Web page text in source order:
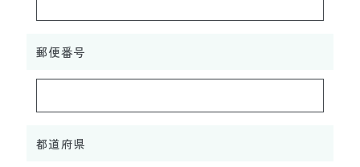
郵便番号
都道府県